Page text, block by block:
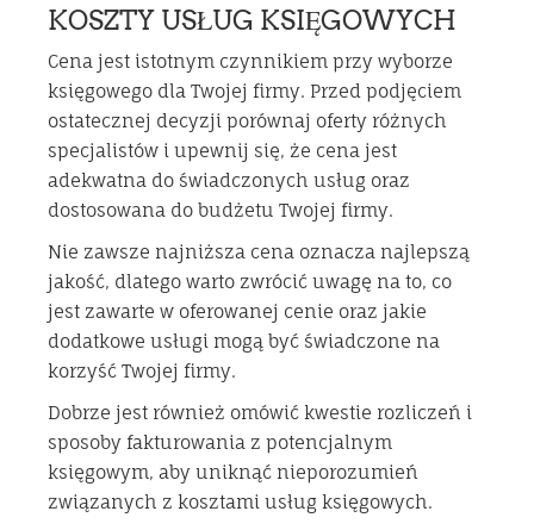
KOSZTY USŁUG KSIĘGOWYCH
Cena jest istotnym czynnikiem przy wyborze
księgowego dla Twojej firmy. Przed podjęciem
ostatecznej decyzji porównaj oferty różnych
specjalistów i upewnij się, że cena jest
adekwatna do świadczonych usług oraz
dostosowana do budżetu Twojej firmy.
Nie zawsze najniższa cena oznacza najlepszą
jakość, dlatego warto zwrócić uwagę na to, co
jest zawarte w oferowanej cenie oraz jakie
dodatkowe usługi mogą być świadczone na
korzyść Twojej firmy.
Dobrze jest również omówić kwestie rozliczeń i
sposoby fakturowania z potencjalnym
księgowym, aby uniknąć nieporozumień
związanych z kosztami usług księgowych.